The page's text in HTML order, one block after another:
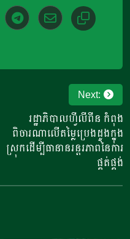
Next:
រដ្ឋាភិបាលហ្វីលីពីន កំពុង
ពិចារណាលើតម្លៃប្រេងដូង​​ក្នុង
ស្រុកដើម្បី​ធានានរន្តរភាពនៃការ
ផ្គត់ផ្គង់